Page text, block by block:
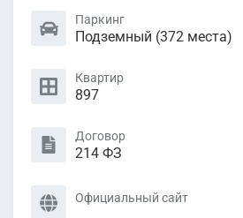
Паркинг
Подземный (372 местa)
Квартир
897
Договор
214 ФЗ
Официальный сайт